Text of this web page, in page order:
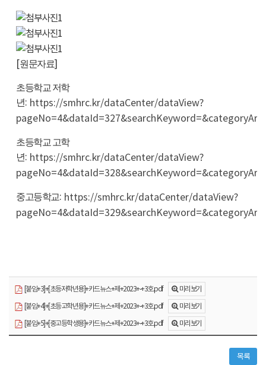
[원문자료]
초등학교 저학
년: https://smhrc.kr/dataCenter/dataView?
초등학교 고학
년: https://smhrc.kr/dataCenter/dataView?
중고등학교: https://smhrc.kr/dataCenter/dataView?
[붙임+3]+[초등저학년용]+카드뉴스+제+2023+-+3호.pdf
미리보기
[붙임+4]+[초등고학년용]+카드뉴스+제+2023+-+3호.pdf
미리보기
[붙임+5]+[중고등학생용]+카드뉴스+제+2023+-+3호.pdf
미리보기
목록